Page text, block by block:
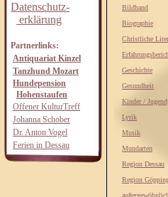
Datenschutz-
erklärung
Partnerlinks:
Antiquariat Kinzel
Tanzhund Mozart
Hundepension
Hohenstaufen
Offener KulturTreff
Johanna Schober
Dr. Anton Vogel
Ferien in Dessau
Bildband
Biographie
Christliche
Geschichte
Gesundheit
Kinder /
Lyrik
Musik
Mundarten
Region Dessau
Region